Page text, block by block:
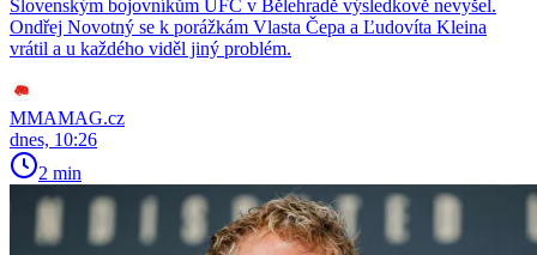
Slovenským bojovníkům UFC v Bělehradě výsledkově nevyšel.
Ondřej Novotný se k porážkám Vlasta Čepa a Ľudovíta Kleina
vrátil a u každého viděl jiný problém.
MMAMAG.cz
dnes, 10:26
2 min